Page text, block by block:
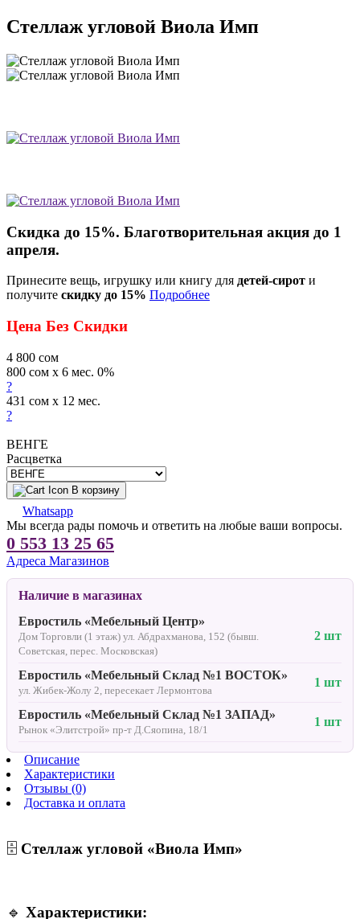
Стеллаж угловой Виола Имп
Скидка до 15%. Благотворительная акция до 1
апреля.
Принесите вещь, игрушку или книгу для детей-сирот и
получите скидку до 15% Подробнее
Цена Без Скидки
4 800 сом
800 сом x 6 мес. 0%
?
431 сом x 12 мес.
?
ВЕНГЕ
Расцветка
В корзину
Whatsapp
Мы всегда рады помочь и ответить на любые ваши вопросы.
0 553 13 25 65
Адреса Магазинов
Наличие в магазинах
Евростиль «Мебельный Центр»
Дом Торговли (1 этаж) ул. Абдрахманова, 152 (бывш.
Советская, перес. Московская)
2 шт
Евростиль «Мебельный Склад №1 ВОСТОК»
ул. Жибек-Жолу 2, пересекает Лермонтова
1 шт
Евростиль «Мебельный Склад №1 ЗАПАД»
Рынок «Элитстрой» пр-т Д.Сяопина, 18/1
1 шт
Описание
Характеристики
Отзывы (0)
Доставка и оплата
🗄️ Стеллаж угловой «Виола Имп»
🔹 Характеристики: